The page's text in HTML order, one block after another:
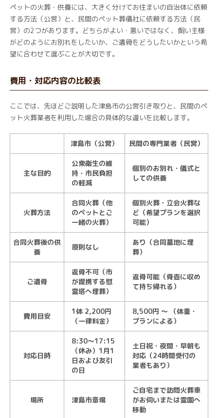
ペットの火葬・供養には、大きく分けてお住まいの自治体に依頼
する方法（公営）と、民間のペット葬儀社に依頼する方法（民
営）の2つがあります。どちらがよい・悪いではなく、飼い主様
がどのようにお別れをしたいか、ご遺骨をどうしたいかという希
望に合わせて選ぶことが大切です。
費用・対応内容の比較表
ここでは、先ほどご説明した津島市の公営引き取りと、民間のペ
ット火葬業者を利用した場合の具体的な違いを比較します。
津島市（公営） 民間の専門業者（民営）
主な目的
公衆衛生の維
持・市民負担
の軽減
個別のお別れ・儀式と
しての供養
火葬方法
合同火葬（他
のペットとご
一緒の火葬）
個別火葬・立会火葬な
ど（希望プランを選択
可能）
合同火葬後の供
養
原則なし
あり（合同墓地に埋
葬）
ご遺骨
返骨不可（市
が提携する慰
霊塔へ埋葬）
返骨可能（骨壺に収め
て持ち帰れる）
費用目安
1体 2,200円
（一律料金）
8,500円 ～ （体重・
プランによる）
対応日時
8:30～17:15
（休み）1月1
日および友引
の日
土日祝・夜間・早朝も
対応（24時間受付の
業者もあり）
場所 津島市斎場
ご自宅まで訪問火葬車
がお伺いまたは霊園へ
移動